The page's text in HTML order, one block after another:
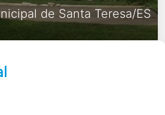
de Santa Teresa/ES